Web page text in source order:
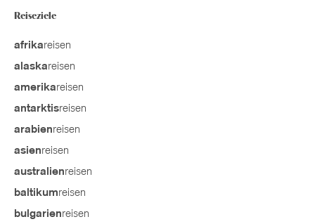
Reiseziele
afrikareisen
alaskareisen
amerikareisen
antarktisreisen
arabienreisen
asienreisen
australienreisen
baltikumreisen
bulgarienreisen